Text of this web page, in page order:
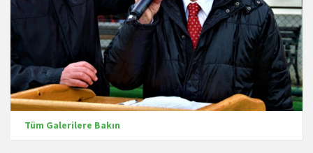
Tüm Galerilere Bakın